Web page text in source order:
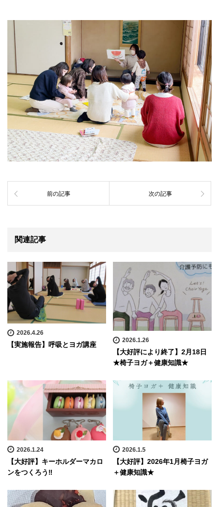
前の記事 次の記事
関連記事
2026.4.26
【実施報告】呼吸とヨガ講座
2026.1.26
【大好評により終了】2月18日
★椅子ヨガ＋健康知識★
2026.1.24
【大好評】キーホルダーマカロ
ンをつくろう‼
2026.1.5
【大好評】2026年1月椅子ヨガ
＋健康知識★